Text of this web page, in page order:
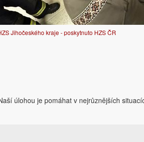
Jihočeského kraje - poskytnuto HZS ČR
úlohou je pomáhat v nejrůznějších